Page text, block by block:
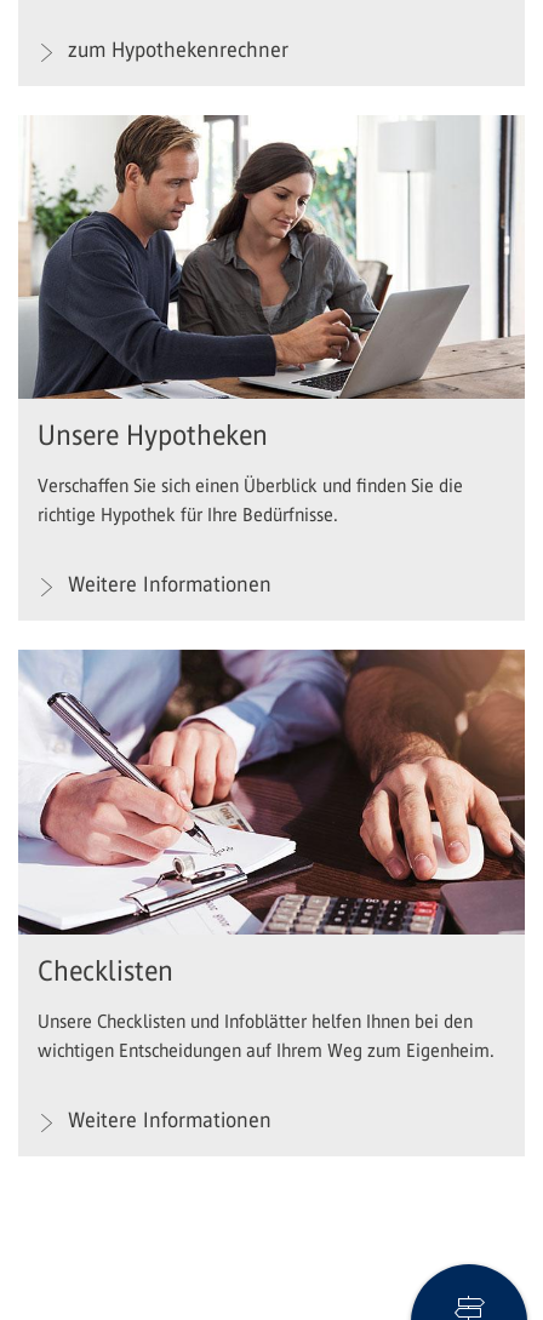
zum Hypothekenrechner
Unsere Hypotheken
Verschaffen Sie sich einen Überblick und finden Sie die
richtige Hypothek für Ihre Bedürfnisse.
Weitere Informationen
Checklisten
Unsere Checklisten und Infoblätter helfen Ihnen bei den
wichtigen Entscheidungen auf Ihrem Weg zum Eigenheim.
Weitere Informationen